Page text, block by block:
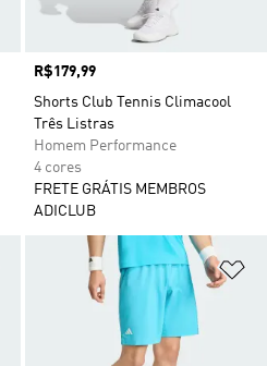
Preço
R$179,99
Shorts Club Tennis Climacool
Três Listras
Homem Performance
4 cores
FRETE GRÁTIS MEMBROS
ADICLUB
Adicionar à Lista de Desejos